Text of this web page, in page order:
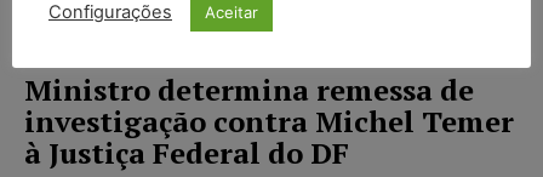
Ministro determina remessa de
investigação contra Michel Temer
à Justiça Federal do DF
Configurações Aceitar